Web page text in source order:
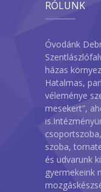
RÓLUNK
Óvodánk
házas
Hatalmas,
véleménye
mesekert”,
szoba,
és udvarunk
gyermekeink